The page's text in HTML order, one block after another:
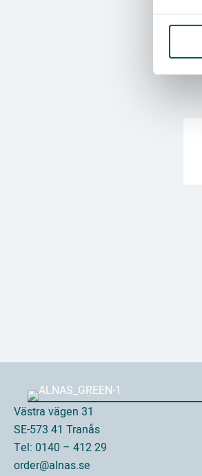
Västra vägen 31
SE-573 41 Tranås
Tel: 0140 – 412 29
order@alnas.se